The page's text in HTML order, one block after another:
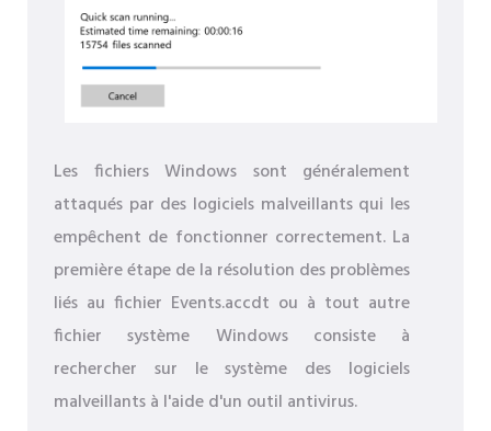
Les fichiers Windows sont généralement
attaqués par des logiciels malveillants qui les
empêchent de fonctionner correctement. La
première étape de la résolution des problèmes
liés au fichier Events.accdt ou à tout autre
fichier système Windows consiste à
rechercher sur le système des logiciels
malveillants à l'aide d'un outil antivirus.